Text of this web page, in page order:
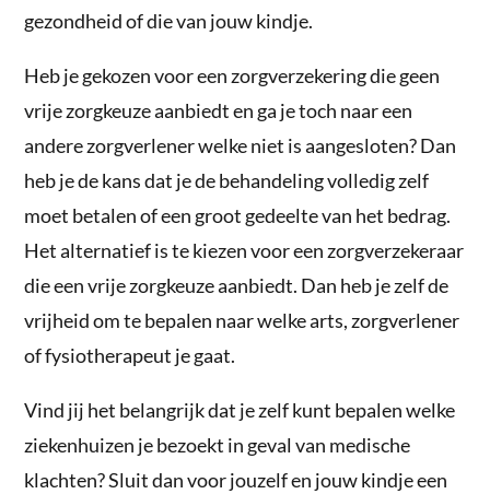
gezondheid of die van jouw kindje.
Heb je gekozen voor een zorgverzekering die geen
vrije zorgkeuze aanbiedt en ga je toch naar een
andere zorgverlener welke niet is aangesloten? Dan
heb je de kans dat je de behandeling volledig zelf
moet betalen of een groot gedeelte van het bedrag.
Het alternatief is te kiezen voor een zorgverzekeraar
die een vrije zorgkeuze aanbiedt. Dan heb je zelf de
vrijheid om te bepalen naar welke arts, zorgverlener
of fysiotherapeut je gaat.
Vind jij het belangrijk dat je zelf kunt bepalen welke
ziekenhuizen je bezoekt in geval van medische
klachten? Sluit dan voor jouzelf en jouw kindje een